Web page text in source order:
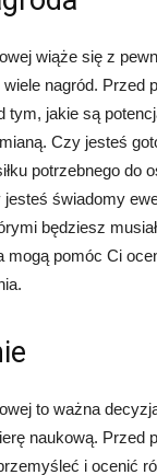
wiąże się z
nagród. Przed
tym, jakie są
Czy jesteś
potrzebnego do
świadomy
będziesz
mogą pomóc Ci
to ważna
naukową. Przed
i ocenić